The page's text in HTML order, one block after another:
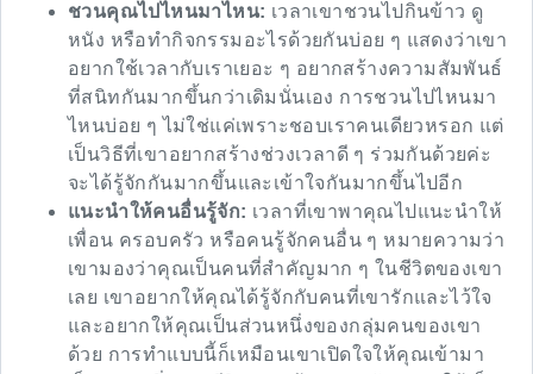
ชวนคุณไปไหนมาไหน: เวลาเขาชวนไปกินข้าว ดู
หนัง หรือทำกิจกรรมอะไรด้วยกันบ่อย ๆ แสดงว่าเขา
อยากใช้เวลากับเราเยอะ ๆ อยากสร้างความสัมพันธ์
ที่สนิทกันมากขึ้นกว่าเดิมนั่นเอง การชวนไปไหนมา
ไหนบ่อย ๆ ไม่ใช่แค่เพราะชอบเราคนเดียวหรอก แต่
เป็นวิธีที่เขาอยากสร้างช่วงเวลาดี ๆ ร่วมกันด้วยค่ะ
จะได้รู้จักกันมากขึ้นและเข้าใจกันมากขึ้นไปอีก
แนะนำให้คนอื่นรู้จัก: เวลาที่เขาพาคุณไปแนะนำให้
เพื่อน ครอบครัว หรือคนรู้จักคนอื่น ๆ หมายความว่า
เขามองว่าคุณเป็นคนที่สำคัญมาก ๆ ในชีวิตของเขา
เลย เขาอยากให้คุณได้รู้จักกับคนที่เขารักและไว้ใจ
และอยากให้คุณเป็นส่วนหนึ่งของกลุ่มคนของเขา
ด้วย การทำแบบนี้ก็เหมือนเขาเปิดใจให้คุณเข้ามา